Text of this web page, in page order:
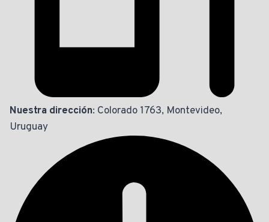
Nuestra dirección: Colorado 1763, Montevideo,
Uruguay